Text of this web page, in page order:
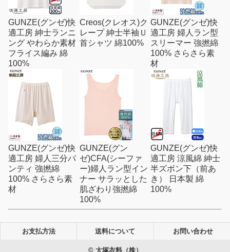
GUNZE(グンゼ)快
適工房 紳士ランニ
ング やわらか素材
フライス編み 綿
100%
Creos(クレオス)ク
レープ 紳士半袖Ｕ
首シャツ 綿100%
GUNZE(グンゼ)快
適工房 婦人ラン型
スリーマー 強撚綿
100% さらさら素
材
GUNZE(グンゼ)快
適工房 婦人三分パ
ンティ 強撚綿
100% さらさら素
材
GUNZE(グン
ゼ)CFA(シーファ
ー)婦人ラン型イン
ナー サラッとした
肌ざわり強撚綿
100%
GUNZE(グンゼ)快
適工房 涼風綿 紳士
半ズボン下（前あ
き） 日本製 綿
100%
お支払方法 送料について お問い合わせ
© 大塚衣料（株）